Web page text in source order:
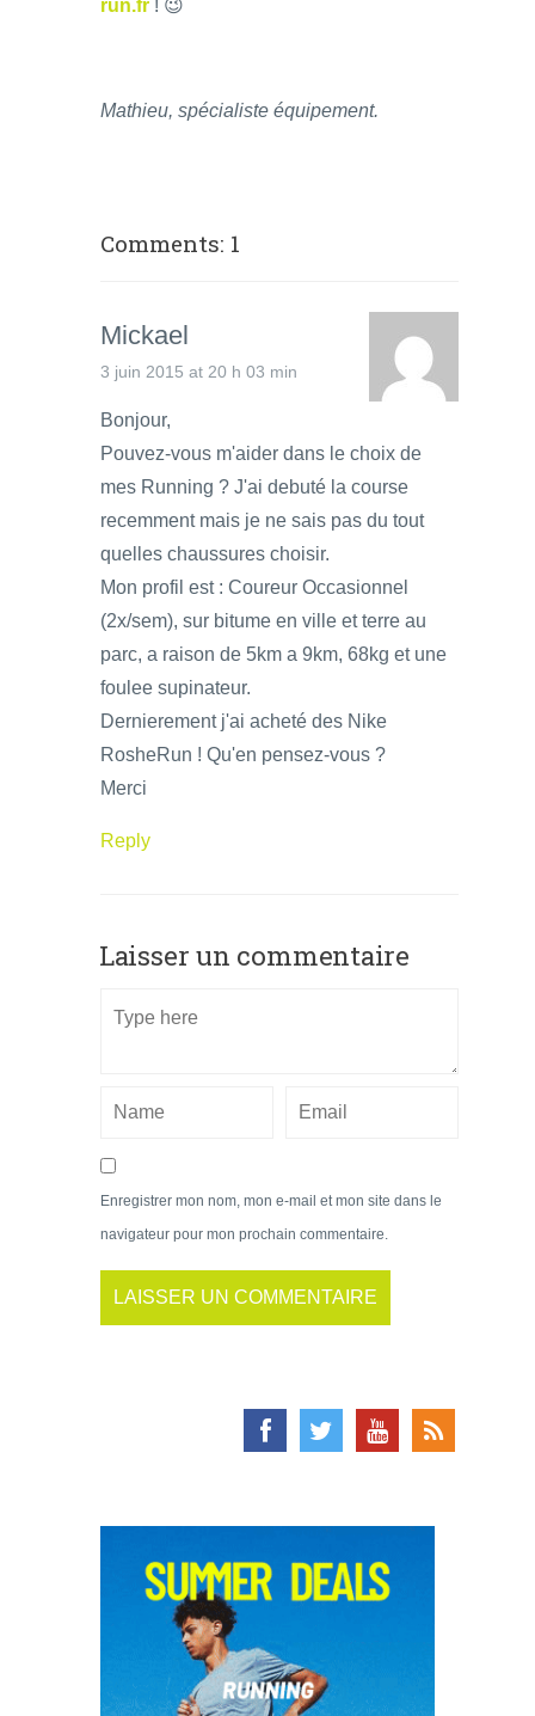
run.fr ! 😉
Mathieu, spécialiste équipement.
Comments: 1
Mickael
3 juin 2015 at 20 h 03 min
Bonjour,
Pouvez-vous m'aider dans le choix de
mes Running ? J'ai debuté la course
recemment mais je ne sais pas du tout
quelles chaussures choisir.
Mon profil est : Coureur Occasionnel
(2x/sem), sur bitume en ville et terre au
parc, a raison de 5km a 9km, 68kg et une
foulee supinateur.
Dernierement j'ai acheté des Nike
RosheRun ! Qu'en pensez-vous ?
Merci
Reply
Laisser un commentaire
Enregistrer mon nom, mon e-mail et mon site dans le
navigateur pour mon prochain commentaire.